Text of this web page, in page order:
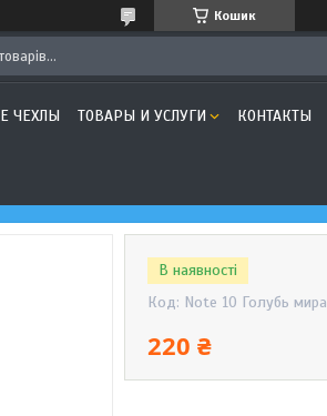
Кошик
ЧЕХЛЫ ТОВАРЫ И УСЛУГИ КОНТАКТЫ
В наявності
Код: Note 10 Голубь мира
220 ₴